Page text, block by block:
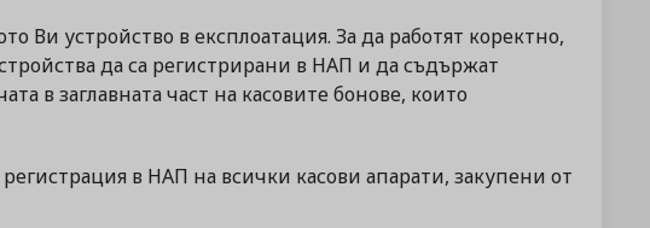
Ви устройство в експлоатация. За да работят коректно,
да са регистрирани в НАП и да съдържат
в заглавната част на касовите бонове, които
в НАП на всички касови апарати, закупени от